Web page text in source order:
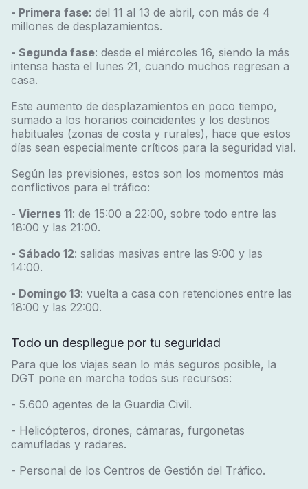
- Primera fase: del 11 al 13 de abril, con más de 4
millones de desplazamientos.
- Segunda fase: desde el miércoles 16, siendo la más
intensa hasta el lunes 21, cuando muchos regresan a
casa.
Este aumento de desplazamientos en poco tiempo,
sumado a los horarios coincidentes y los destinos
habituales (zonas de costa y rurales), hace que estos
días sean especialmente críticos para la seguridad vial.
Según las previsiones, estos son los momentos más
conflictivos para el tráfico:
- Viernes 11: de 15:00 a 22:00, sobre todo entre las
18:00 y las 21:00.
- Sábado 12: salidas masivas entre las 9:00 y las
14:00.
- Domingo 13: vuelta a casa con retenciones entre las
18:00 y las 22:00.
Todo un despliegue por tu seguridad
Para que los viajes sean lo más seguros posible, la
DGT pone en marcha todos sus recursos:
- 5.600 agentes de la Guardia Civil.
- Helicópteros, drones, cámaras, furgonetas
camufladas y radares.
- Personal de los Centros de Gestión del Tráfico.